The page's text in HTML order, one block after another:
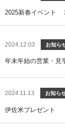
2025新春イベント
2024.12.03 お知ら
年末年始の営業・見
2024.11.13 お知ら
伊佐米プレゼント